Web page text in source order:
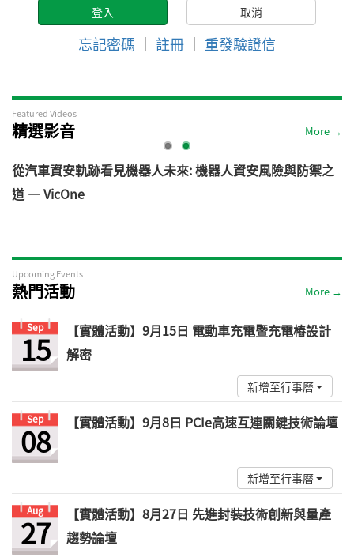
忘記密碼 ｜ 註冊 ｜ 重發驗證信
Featured Videos
精選影音 More →
從汽車資安軌跡看見機器人未來: 機器人資安風險與防禦之
道 — VicOne
Upcoming Events
熱門活動 More →
Sep
15
【實體活動】9月15日 電動車充電暨充電樁設計
解密
新增至行事曆
Sep
08 【實體活動】9月8日 PCIe高速互連關鍵技術論壇
新增至行事曆
Aug
27
【實體活動】8月27日 先進封裝技術創新與量產
趨勢論壇